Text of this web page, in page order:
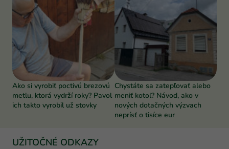
Ako si vyrobiť poctivú brezovú
metlu, ktorá vydrží roky? Pavol
ich takto vyrobil už stovky
Chystáte sa zatepľovať alebo
meniť kotol? Návod, ako v
nových dotačných výzvach
neprísť o tisíce eur
UŽITOČNÉ ODKAZY